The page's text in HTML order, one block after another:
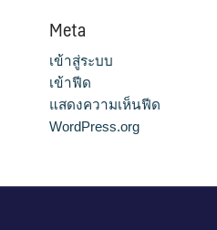
Meta
เข้าสู่ระบบ
เข้าฟีด
แสดงความเห็นฟีด
WordPress.org